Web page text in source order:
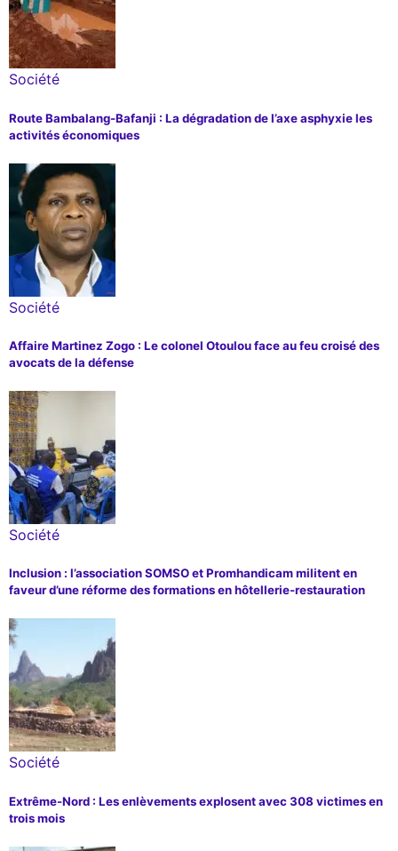
Société
Route Bambalang-Bafanji : La dégradation de l’axe asphyxie les
activités économiques
Société
Affaire Martinez Zogo : Le colonel Otoulou face au feu croisé des
avocats de la défense
Société
Inclusion : l’association SOMSO et Promhandicam militent en
faveur d’une réforme des formations en hôtellerie-restauration
Société
Extrême-Nord : Les enlèvements explosent avec 308 victimes en
trois mois